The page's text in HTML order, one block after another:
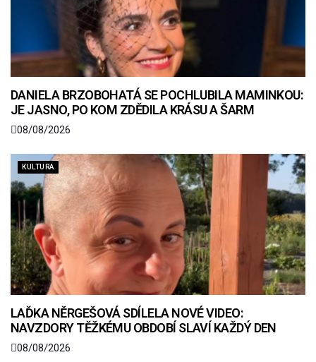
DANIELA BRZOBOHATÁ SE POCHLUBILA MAMINKOU:
JE JASNO, PO KOM ZDĚDILA KRÁSU A ŠARM
08/08/2026
KULTURA
LAĎKA NĚRGEŠOVÁ SDÍLELA NOVÉ VIDEO:
NAVZDORY TĚŽKÉMU OBDOBÍ SLAVÍ KAŽDÝ DEN
08/08/2026